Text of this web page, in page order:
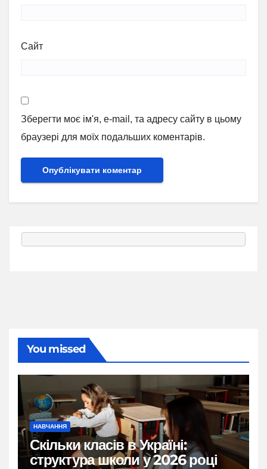
Сайт
Зберегти моє ім'я, e-mail, та адресу сайту в цьому
браузері для моїх подальших коментарів.
You missed
НАВЧАННЯ
Скільки класів в Україні:
структура школи у 2026 році